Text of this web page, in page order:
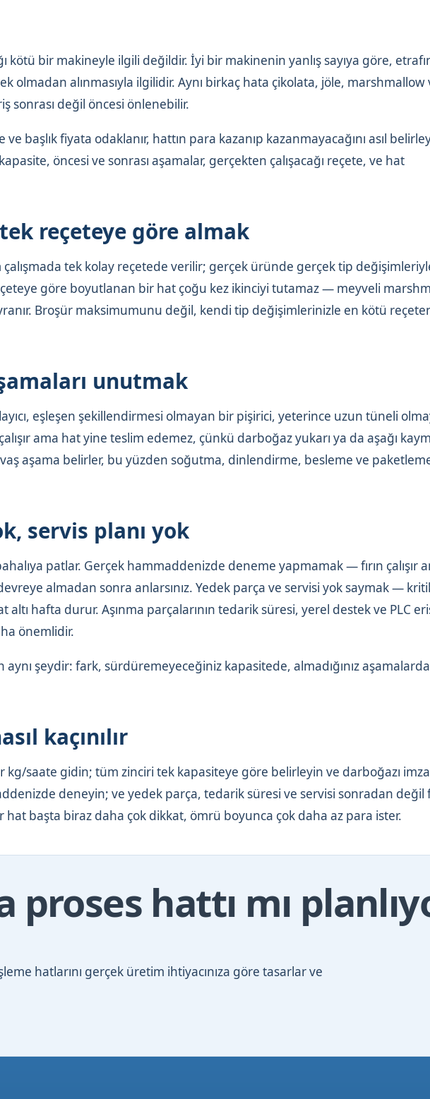
kötü bir makineyle ilgili değildir. İyi bir makinenin yanlış sayıya göre,
olmadan alınmasıyla ilgilidir. Aynı birkaç hata çikolata, jöle, marshmallow
sonrası değil öncesi önlenebilir.
başlık fiyata odaklanır, hattın para kazanıp kazanmayacağını asıl
öncesi ve sonrası aşamalar, gerçekten çalışacağı reçete, ve hat
reçeteye göre almak
tek kolay reçetede verilir; gerçek üründe gerçek tip
göre boyutlanan bir hat çoğu kez ikinciyi tutamaz — meyveli
Broşür maksimumunu değil, kendi tip değişimlerinizle en kötü
unutmak
eşleşen şekillendirmesi olmayan bir pişirici, yeterince uzun tüneli
ama hat yine teslim edemez, çünkü darboğaz yukarı ya da aşağı
aşama belirler, bu yüzden soğutma, dinlendirme, besleme ve
servis planı yok
patlar. Gerçek hammaddenizde deneme yapmamak — fırın çalışır
almadan sonra anlarsınız. Yedek parça ve servisi yok saymak —
altı hafta durur. Aşınma parçalarının tedarik süresi, yerel destek ve PLC
önemlidir.
şeydir: fark, sürdüremeyeceğiniz kapasitede, almadığınız
kaçınılır
saate gidin; tüm zinciri tek kapasiteye göre belirleyin ve darboğazı
deneyin; ve yedek parça, tedarik süresi ve servisi sonradan değil
hat başta biraz daha çok dikkat, ömrü boyunca çok daha az para ister.
proses hattı mı
hatlarını gerçek üretim ihtiyacınıza göre tasarlar ve